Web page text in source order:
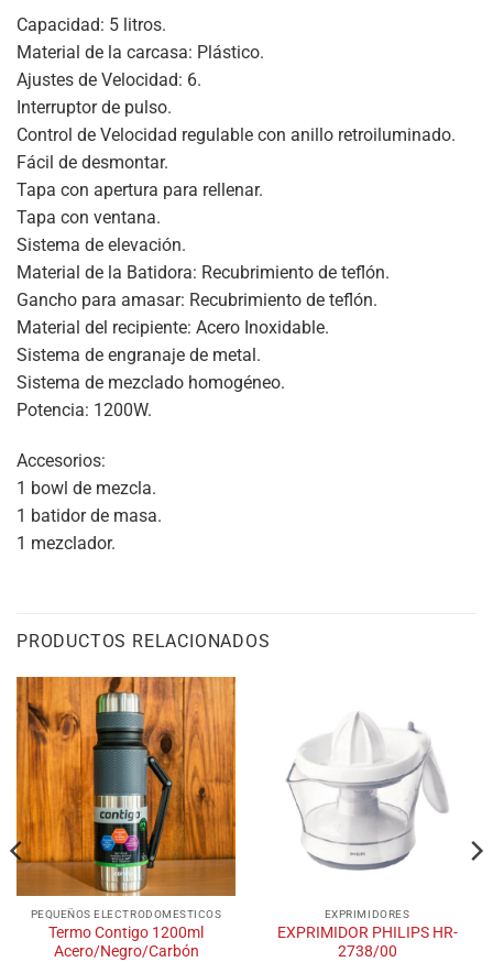
Capacidad: 5 litros.
Material de la carcasa: Plástico.
Ajustes de Velocidad: 6.
Interruptor de pulso.
Control de Velocidad regulable con anillo retroiluminado.
Fácil de desmontar.
Tapa con apertura para rellenar.
Tapa con ventana.
Sistema de elevación.
Material de la Batidora: Recubrimiento de teflón.
Gancho para amasar: Recubrimiento de teflón.
Material del recipiente: Acero Inoxidable.
Sistema de engranaje de metal.
Sistema de mezclado homogéneo.
Potencia: 1200W.
Accesorios:
1 bowl de mezcla.
1 batidor de masa.
1 mezclador.
PRODUCTOS RELACIONADOS
PEQUEÑOS ELECTRODOMESTICOS
Termo Contigo 1200ml
Acero/Negro/Carbón
EXPRIMIDORES
EXPRIMIDOR PHILIPS HR-
2738/00